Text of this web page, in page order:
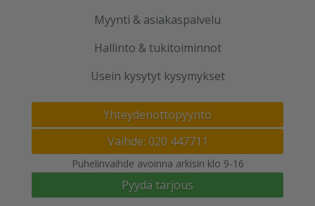
Myynti & asiakaspalvelu
Hallinto & tukitoiminnot
Usein kysytyt kysymykset
Yhteydenottopyyntö
Vaihde: 020 447711
Puhelinvaihde avoinna arkisin klo 9-16
Pyydä tarjous